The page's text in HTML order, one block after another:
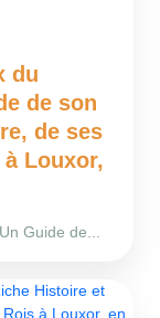
du
de son
de ses
Louxor,
Guide de...